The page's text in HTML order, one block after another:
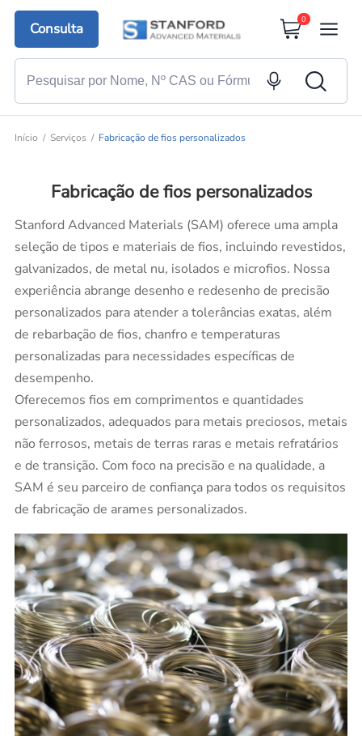
Consulta
0
Início Serviços Fabricação de fios personalizados
Fabricação de fios personalizados
Stanford Advanced Materials (SAM) oferece uma ampla
seleção de tipos e materiais de fios, incluindo revestidos,
galvanizados, de metal nu, isolados e microfios. Nossa
experiência abrange desenho e redesenho de precisão
personalizados para atender a tolerâncias exatas, além
de rebarbação de fios, chanfro e temperaturas
personalizadas para necessidades específicas de
desempenho.
Oferecemos fios em comprimentos e quantidades
personalizados, adequados para metais preciosos, metais
não ferrosos, metais de terras raras e metais refratários
e de transição. Com foco na precisão e na qualidade, a
SAM é seu parceiro de confiança para todos os requisitos
de fabricação de arames personalizados.